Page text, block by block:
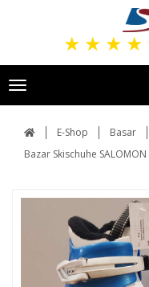
★ ★ ★ ★
Toggle
navigation
E-Shop Basar
Bazar Skischuhe